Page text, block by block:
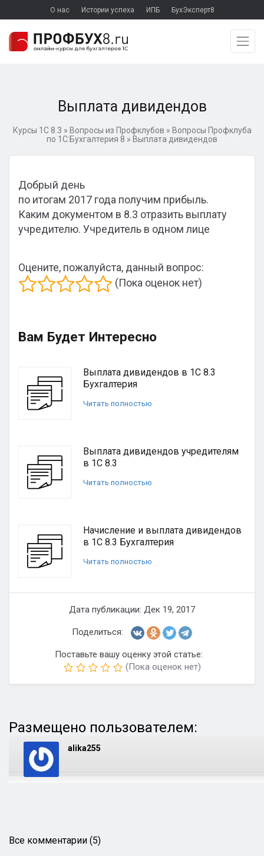
О нас Истории успеха ИПБ БухЭксперт8
Выплата дивидендов
Курсы 1С 8.3 » Вопросы из Профклубов » Вопросы Профклуба
по 1С:Бухгалтерия 8 » Выплата дивидендов
Добрый день
по итогам 2017 года получим прибыль.
Каким документом в 8.3 отразить выплату
учредителю. Учредитель в одном лице
Оцените, пожалуйста, данный вопрос:
(Пока оценок нет)
Вам Будет Интересно
Выплата дивидендов в 1С 8.3
Бухгалтерия
Читать полностью
Выплата дивидендов учредителям
в 1С 8.3
Читать полностью
Начисление и выплата дивидендов
в 1С 8.3 Бухгалтерия
Читать полностью
Дата публикации: Дек 19, 2017
Поделиться:
Поставьте вашу оценку этой статье:
(Пока оценок нет)
Размещено пользователем:
alika255
Все комментарии (5)